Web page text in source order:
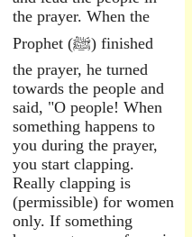
the prayer. When the
Prophet (ﷺ) finished
the prayer, he turned
towards the people and
said, "O people! When
something happens to
you during the prayer,
you start clapping.
Really clapping is
(permissible) for women
only. If something